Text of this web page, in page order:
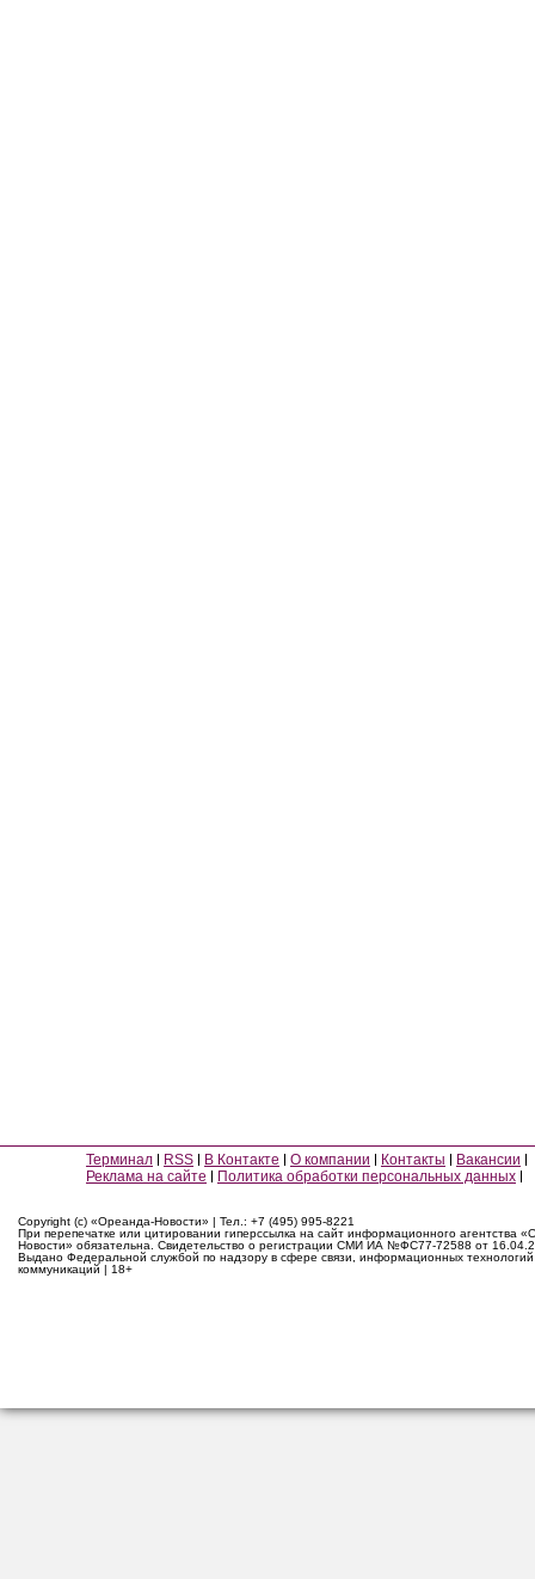
Терминал RSS В Контакте О компании Контакты
Вакансии
Реклама на сайте
Политика обработки персональных данных
Copyright (c) «Ореанда-Новости» | Тел.: +7 (495) 995-8221
При перепечатке или цитировании гиперссылка на сайт информационного агентства
Новости» обязательна. Свидетельство о регистрации СМИ ИА №ФС77-72588 от
Выдано Федеральной службой по надзору в сфере связи, информационных
коммуникаций | 18+